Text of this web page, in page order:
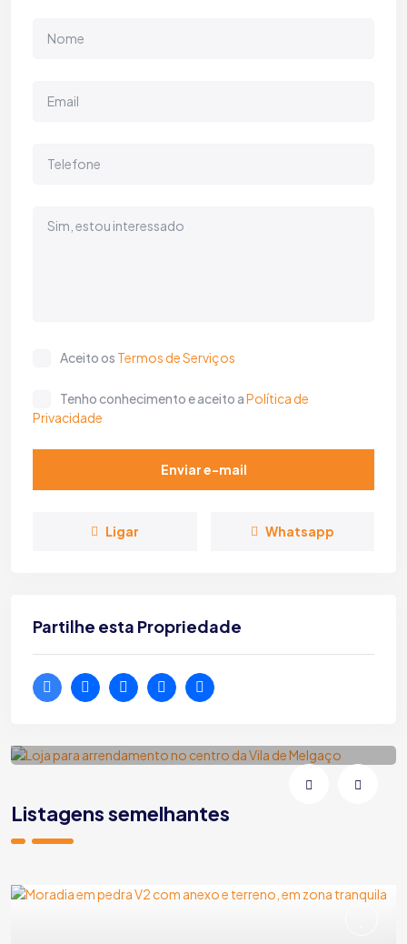
Aceito os Termos de Serviços
Tenho conhecimento e aceito aPolítica de
Privacidade
Enviar e-mail
Ligar Whatsapp
Partilhe esta Propriedade
Loja para arrendamento no centro da
Vila de Melgaço
Listagens semelhantes